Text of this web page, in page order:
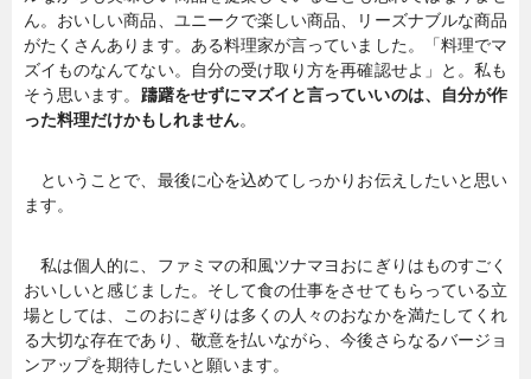
ん。おいしい商品、ユニークで楽しい商品、リーズナブルな商品
がたくさんあります。ある料理家が言っていました。「料理でマ
ズイものなんてない。自分の受け取り方を再確認せよ」と。私も
そう思います。 躊躇をせずにマズイと言っていいのは、自分が作
った料理だけかもしれません。
ということで、最後に心を込めてしっかりお伝えしたいと思い
ます。
私は個人的に、ファミマの和風ツナマヨおにぎりはものすごく
おいしいと感じました。そして食の仕事をさせてもらっている立
場としては、このおにぎりは多くの人々のおなかを満たしてくれ
る大切な存在であり、敬意を払いながら、今後さらなるバージョ
ンアップを期待したいと願います。